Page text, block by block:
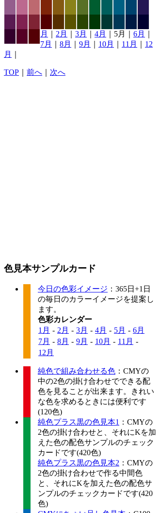
月 2月 3月 4月 ｜5月｜ 6月
7月
8月 9月 10月 11月
12
月
TOP 前へ 次へ
色見本サンプルカード
今日の色彩イメージ ：365日+1日
の毎日のカラーイメージを提案し
ます。
色彩カレンダー
1月 - 2月 - 3月 - 4月 - 5月 - 6月
7月 - 8月 - 9月 - 10月 - 11月 -
12月
純色で組み合わせる色 ：CMYの
中の2色の掛け合わせでできる配
色を見ることが出来ます。きれい
な色を求めるときには便利です
(120色)
純色プラス黒の色見本1 ：CMYの
2色の掛け合わせと、それにKを加
えた色の配色サンプルのチェック
カードです(420色)
純色プラス黒の色見本2 ：CMYの
2色の掛け合わせで作る中間色
と、それにKを加えた色の配色サ
ンプルのチェックカードです(420
色)